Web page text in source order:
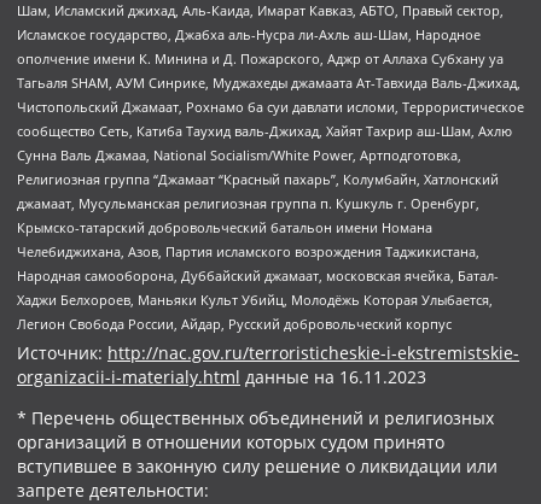
Шам, Исламский джихад, Аль-Каида, Имарат Кавказ, АБТО, Правый сектор,
Исламское государство, Джабха аль-Нусра ли-Ахль аш-Шам, Народное
ополчение имени К. Минина и Д. Пожарского, Аджр от Аллаха Субхану уа
Тагьаля SHAM, АУМ Синрике, Муджахеды джамаата Ат-Тавхида Валь-Джихад,
Чистопольский Джамаат, Рохнамо ба суи давлати исломи, Террористическое
сообщество Сеть, Катиба Таухид валь-Джихад, Хайят Тахрир аш-Шам, Ахлю
Сунна Валь Джамаа, National Socialism/White Power, Артподготовка,
Религиозная группа “Джамаат “Красный пахарь”, Колумбайн, Хатлонский
джамаат, Мусульманская религиозная группа п. Кушкуль г. Оренбург,
Крымско-татарский добровольческий батальон имени Номана
Челебиджихана, Азов, Партия исламского возрождения Таджикистана,
Народная самооборона, Дуббайский джамаат, московская ячейка, Батал-
Хаджи Белхороев, Маньяки Культ Убийц, Молодёжь Которая Улыбается,
Легион Свобода России, Айдар, Русский добровольческий корпус
Источник: http://nac.gov.ru/terroristicheskie-i-ekstremistskie-
organizacii-i-materialy.html данные на 16.11.2023
* Перечень общественных объединений и религиозных
организаций в отношении которых судом принято
вступившее в законную силу решение о ликвидации или
запрете деятельности: